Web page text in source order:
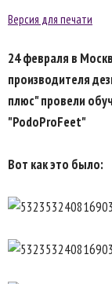
Версия для печати
24 февраля в
производителя
плюс"провели
"PodoProFeet"
Вот как это было: